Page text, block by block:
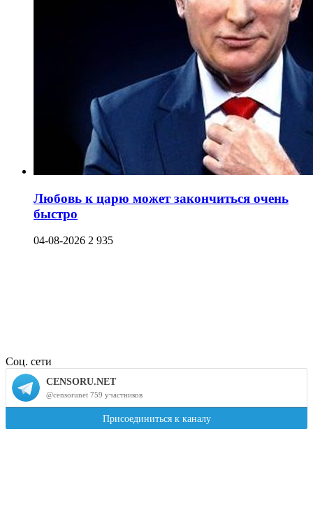
Любовь к царю может закончиться очень
быстро
04-08-2026 2 935
Соц. сети